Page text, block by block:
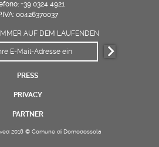
+39 0324 4921
00426370037
AUF DEM LAUFENDEN
PRESS
PRIVACY
PARTNER
2018 © Comune di Domodossola